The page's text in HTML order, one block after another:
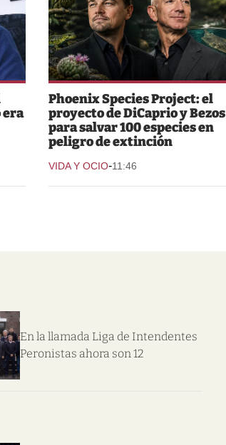
era
Phoenix Species Project: el
proyecto de DiCaprio y Bezos
para salvar 100 especies en
peligro de extinción
VIDA Y OCIO-11:46
En la llamada Liga de Intendentes
Peronistas ahora son 12